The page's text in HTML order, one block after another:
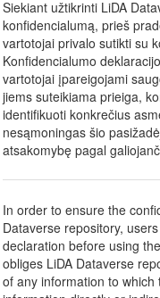
Siekiant užtikrinti LiDA
konfidencialumą, prieš
vartotojai privalo sutikti su
Konfidencialumo
vartotojai įpareigojami
jiems suteikiama prieiga,
identifikuoti konkrečius
nesąmoningas šio
atsakomybę pagal
In order to ensure the
Dataverse repository,
declaration before using
obliges LiDA Dataverse
of any information to